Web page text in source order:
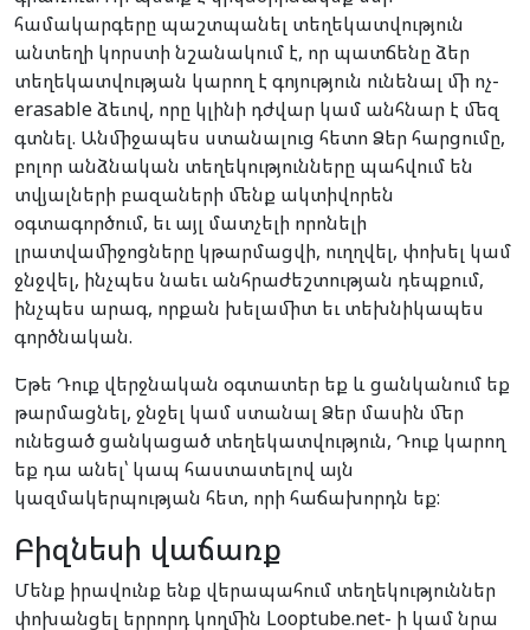
համակարգերը պաշտպանել տեղեկատվություն
անտեղի կորստի նշանակում է, որ պատճենը ձեր
տեղեկատվության կարող է գոյություն ունենալ մի ոչ-
erasable ձեւով, որը կլինի դժվար կամ անհնար է մեզ
գտնել. Անմիջապես ստանալուց հետո Ձեր հարցումը,
բոլոր անձնական տեղեկությունները պահվում են
տվյալների բազաների մենք ակտիվորեն
օգտագործում, եւ այլ մատչելի որոնելի
լրատվամիջոցները կթարմացվի, ուղղվել, փոխել կամ
ջնջվել, ինչպես նաեւ անհրաժեշտության դեպքում,
ինչպես արագ, որքան խելամիտ եւ տեխնիկապես
գործնական.
Եթե Դուք վերջնական օգտատեր եք և ցանկանում եք
թարմացնել, ջնջել կամ ստանալ Ձեր մասին մեր
ունեցած ցանկացած տեղեկատվություն, Դուք կարող
եք դա անել՝ կապ հաստատելով այն
կազմակերպության հետ, որի հաճախորդն եք:
Բիզնեսի վաճառք
Մենք իրավունք ենք վերապահում տեղեկություններ
փոխանցել երրորդ կողմին Looptube.net- ի կամ նրա